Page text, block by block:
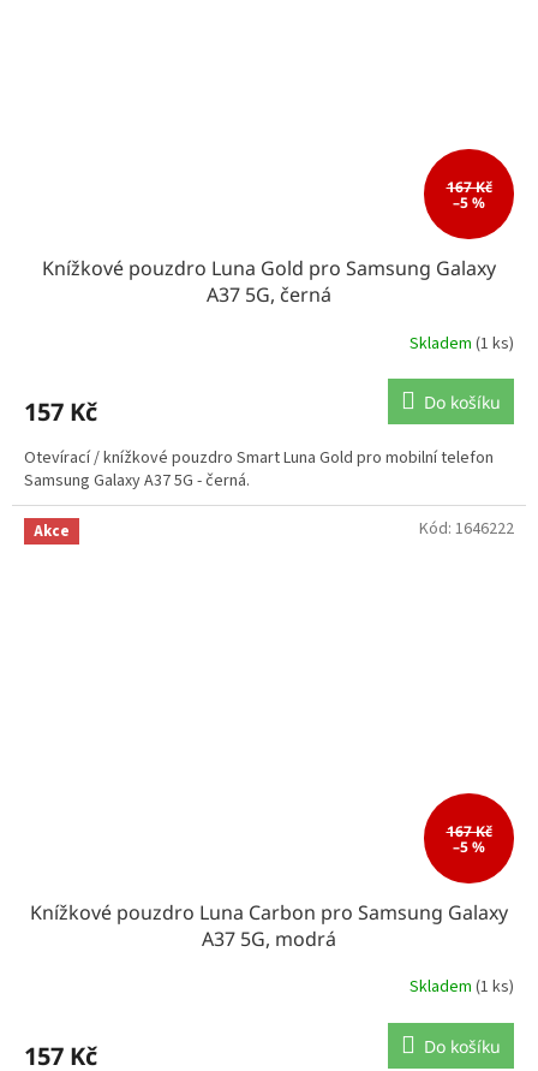
167 Kč
–5 %
Knížkové pouzdro Luna Gold pro Samsung Galaxy
A37 5G, černá
Skladem (1 ks)
157 Kč Do košíku
Otevírací / knížkové pouzdro Smart Luna Gold pro mobilní telefon
Samsung Galaxy A37 5G - černá.
Akce
167 Kč
–5 %
Knížkové pouzdro Luna Carbon pro Samsung Galaxy
A37 5G, modrá
Skladem (1 ks)
157 Kč Do košíku
Kód: 1646222